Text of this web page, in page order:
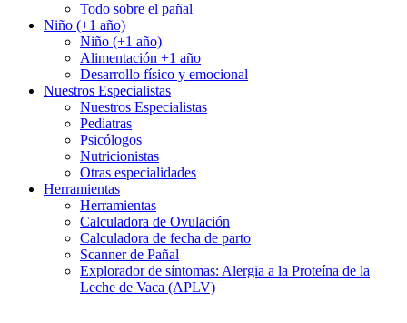
Todo sobre el pañal
Niño (+1 año)
Niño (+1 año)
Alimentación +1 año
Desarrollo físico y emocional
Nuestros Especialistas
Nuestros Especialistas
Pediatras
Psicólogos
Nutricionistas
Otras especialidades
Herramientas
Herramientas
Calculadora de Ovulación
Calculadora de fecha de parto
Scanner de Pañal
Explorador de síntomas: Alergia a la Proteína de la
Leche de Vaca (APLV)